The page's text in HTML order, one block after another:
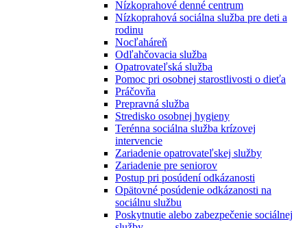
Nízkoprahové denné centrum
Nízkoprahová sociálna služba pre deti a
rodinu
Nocľaháreň
Odľahčovacia služba
Opatrovateľská služba
Pomoc pri osobnej starostlivosti o dieťa
Práčovňa
Prepravná služba
Stredisko osobnej hygieny
Terénna sociálna služba krízovej
intervencie
Zariadenie opatrovateľskej služby
Zariadenie pre seniorov
Postup pri posúdení odkázanosti
Opätovné posúdenie odkázanosti na
sociálnu službu
Poskytnutie alebo zabezpečenie sociálnej